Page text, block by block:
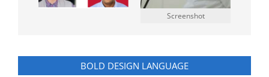
Screenshot
BOLD DESIGN LANGUAGE